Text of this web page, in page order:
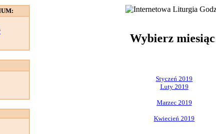
Wybierz
Styczeń 2019
Luty 2019
Marzec 2019
Kwiecień 2019